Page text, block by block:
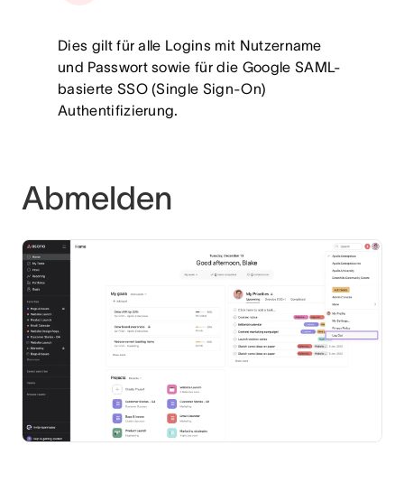
Dies gilt für alle Logins mit Nutzername
und Passwort sowie für die Google SAML-
basierte SSO (Single Sign-On)
Authentifizierung.
Abmelden